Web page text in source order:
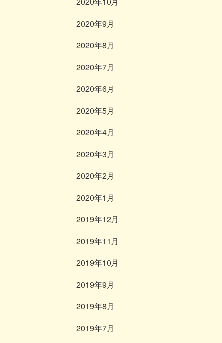
2020年9月
2020年8月
2020年7月
2020年6月
2020年5月
2020年4月
2020年3月
2020年2月
2020年1月
2019年12月
2019年11月
2019年10月
2019年9月
2019年8月
2019年7月